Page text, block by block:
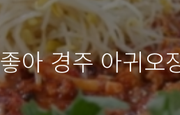
아 경주 아귀오